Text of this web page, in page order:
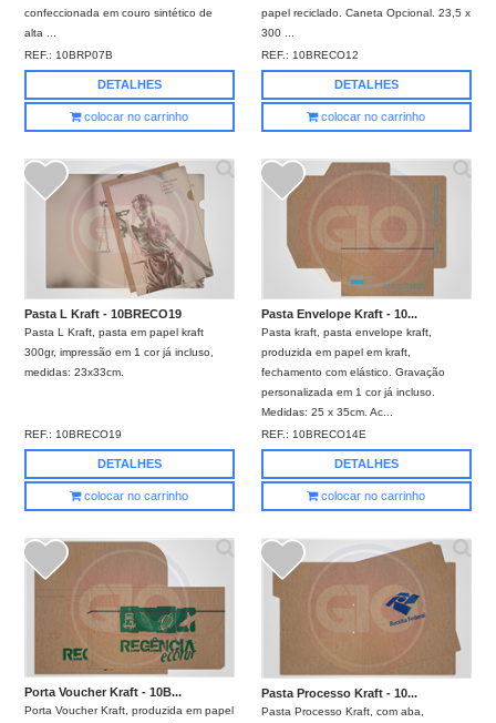
confeccionada em couro sintético de
alta ...
REF.: 10BRP07B
DETALHES
colocar no carrinho
papel reciclado. Caneta Opcional. 23,5 x
300 ...
REF.: 10BRECO12
DETALHES
colocar no carrinho
Pasta L Kraft - 10BRECO19
Pasta L Kraft, pasta em papel kraft
300gr, impressão em 1 cor já incluso,
medidas: 23x33cm.
REF.: 10BRECO19
DETALHES
colocar no carrinho
Pasta Envelope Kraft - 10...
Pasta kraft, pasta envelope kraft,
produzida em papel em kraft,
fechamento com elástico. Gravação
personalizada em 1 cor já incluso.
Medidas: 25 x 35cm. Ac...
REF.: 10BRECO14E
DETALHES
colocar no carrinho
Porta Voucher Kraft - 10B...
Porta Voucher Kraft, produzida em papel
Pasta Processo Kraft - 10...
Pasta Processo Kraft, com aba,